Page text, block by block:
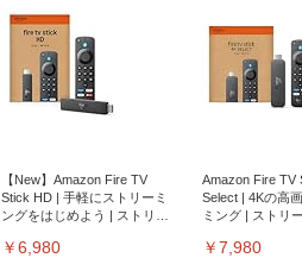
【New】Amazon Fire TV
Stick HD | 手軽にストリーミ
ングをはじめよう | ストリー
￥6,980
Amazon Fire TV
Select | 4Kの高
ミング | ストリ
￥7,980